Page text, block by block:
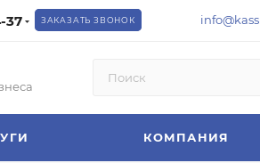
37 ЗАКАЗАТЬ ЗВОНОК
КОМПАНИЯ